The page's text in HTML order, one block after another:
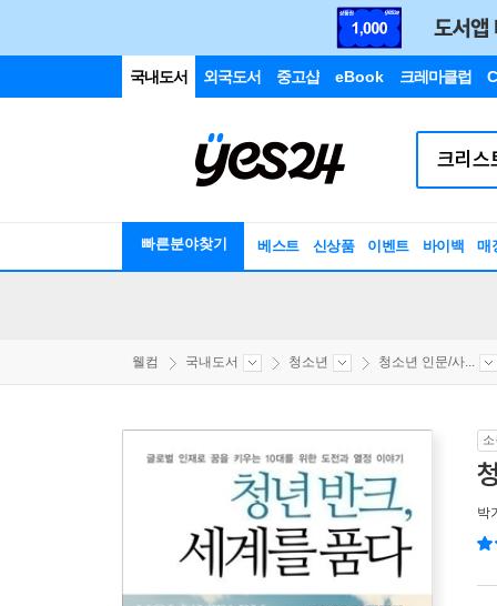
국내도서 외국도서 중고샵 eBook 크레마클럽
빠른분야찾기 베스트 신상품 이벤트 바이백 매
웰컴 국내도서 청소년 청소년 인문/사...
박